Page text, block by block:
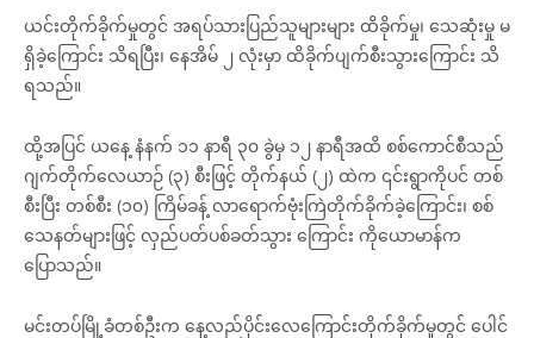
ယင်းတိုက်ခိုက်မှုတွင် အရပ်သားပြည်သူများများ ထိခိုက်မှု၊ သေဆုံးမှု မ
ရှိခဲ့ကြောင်း သိရပြီး၊ နေအိမ် ၂ လုံးမှာ ထိခိုက်ပျက်စီးသွားကြောင်း သိ
ရသည်။
ထို့အပြင် ယနေ့ နံနက် ၁၁ နာရီ ၃၀ ခွဲမှ ၁၂ နာရီအထိ စစ်ကောင်စီသည်
ဂျက်တိုက်လေယာဉ် (၃) စီးဖြင့် တိုက်နယ် (၂) ထဲက ၎င်းရွာကိုပင် တစ်
စီးပြီး တစ်စီး (၁၀) ကြိမ်ခန့် လာရောက်ဗုံးကြဲတိုက်ခိုက်ခဲ့ကြောင်း၊ စစ်
သေနတ်များဖြင့် လှည်ပတ်ပစ်ခတ်သွား ကြောင်း ကိုယောမာန်က
ပြောသည်။
မင်းတပ်မြို့ခံတစ်ဦးက နေ့လည်ပိုင်းလေကြောင်းတိုက်ခိုက်မှုတွင် ပေါင်